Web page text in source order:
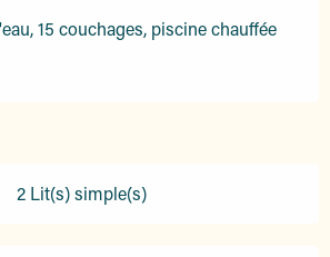
15 couchages, piscine chauffée
2 Lit(s) simple(s)